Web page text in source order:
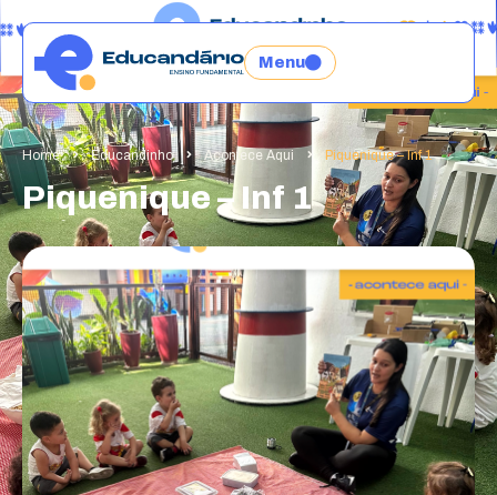
Menu
Home Educandinho Acontece Aqui Piquenique – Inf 1
Piquenique – Inf 1